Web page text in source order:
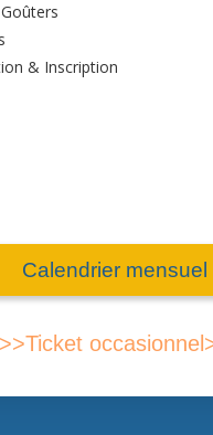
& Inscription
Calendrier mensuel
>>Ticket